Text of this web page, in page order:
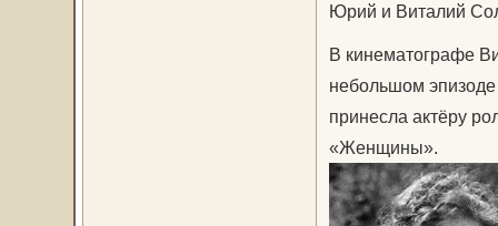
Юрий и Виталий
В кинематографе
небольшом
принесла актёру
«Женщины».